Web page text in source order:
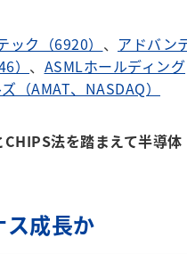
ック（6920） 、 アドバン
） 、 ASMLホールディング
（AMAT、NASDAQ）
法を踏まえて半導体
成長か